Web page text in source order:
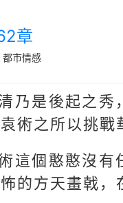
章
都市情感
乃是後起之秀
術之所以挑戰
這個憨憨沒有
的方天畫戟，